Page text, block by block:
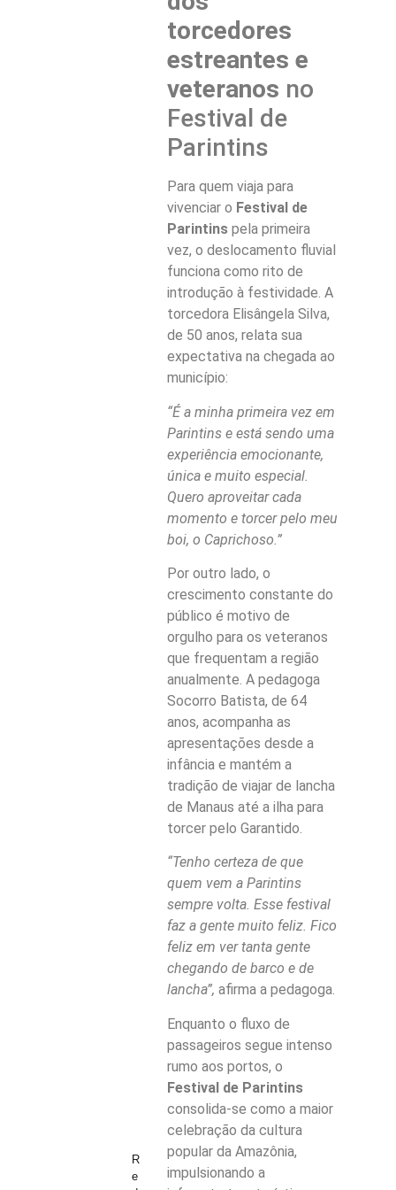
R
e
torcedores
estreantes e
veteranos no
Festival de
Parintins
Para quem viaja para
vivenciar o Festival de
Parintinspela primeira
vez, o deslocamento fluvial
funciona como rito de
introdução à festividade. A
torcedora Elisângela Silva,
de 50 anos, relata sua
expectativa na chegada ao
município:
“É a minha primeira vez em
Parintins e está sendo uma
experiência emocionante,
única e muito especial.
Quero aproveitar cada
momento e torcer pelo meu
boi, o Caprichoso.”
Por outro lado, o
crescimento constante do
público é motivo de
orgulho para os veteranos
que frequentam a região
anualmente. A pedagoga
Socorro Batista, de 64
anos, acompanha as
apresentações desde a
infância e mantém a
tradição de viajar de lancha
de Manaus até a ilha para
torcer pelo Garantido.
“Tenho certeza de que
quem vem a Parintins
sempre volta. Esse festival
faz a gente muito feliz. Fico
feliz em ver tanta gente
chegando de barco e de
lancha”, afirma a pedagoga.
Enquanto o fluxo de
passageiros segue intenso
rumo aos portos, o
Festival de Parintins
consolida-se como a maior
celebração da cultura
popular da Amazônia,
impulsionando a